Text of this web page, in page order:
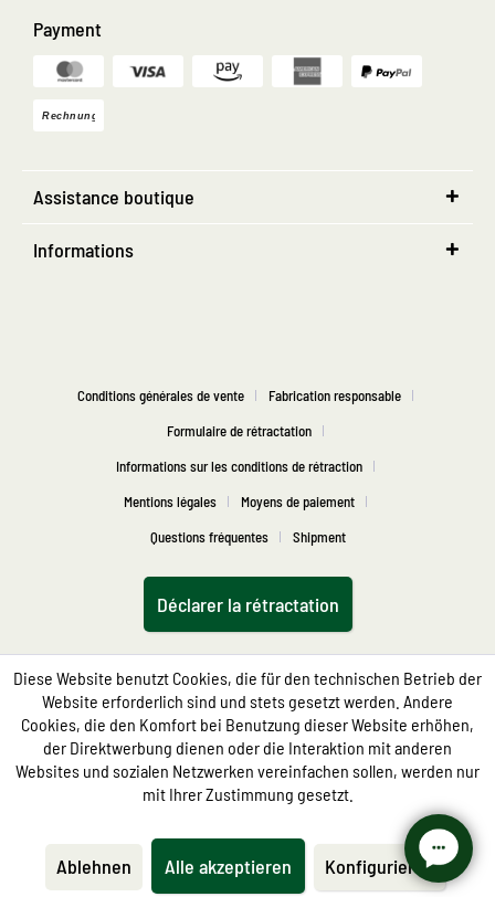
Payment
Assistance boutique
Informations
Conditions générales de vente
Fabrication responsable
Formulaire de rétractation
Informations sur les conditions de rétraction
Mentions légales
Moyens de paiement
Questions fréquentes
Shipment
Déclarer la rétractation
Diese Website benutzt Cookies, die für den technischen Betrieb der
Website erforderlich sind und stets gesetzt werden. Andere
Cookies, die den Komfort bei Benutzung dieser Website erhöhen,
der Direktwerbung dienen oder die Interaktion mit anderen
Websites und sozialen Netzwerken vereinfachen sollen, werden nur
mit Ihrer Zustimmung gesetzt.
Ablehnen Alle akzeptieren Konfigurieren